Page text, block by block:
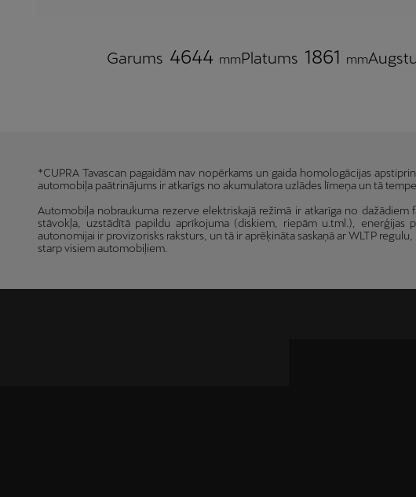
Garums 4644 mmPlatums 1861 mm
*CUPRA Tavascan pagaidām nav nopērkams un gaida homologācijas
automobiļa paātrinājums ir atkarīgs no akumulatora uzlādes līmeņa un tā
Automobiļa nobraukuma rezerve elektriskajā režīmā ir atkarīga no
stāvokļa, uzstādītā papildu aprīkojuma (diskiem, riepām u.tml.), enerģijas
autonomijai ir provizorisks raksturs, un tā ir aprēķināta saskaņā ar WLTP
starp visiem automobiļiem.